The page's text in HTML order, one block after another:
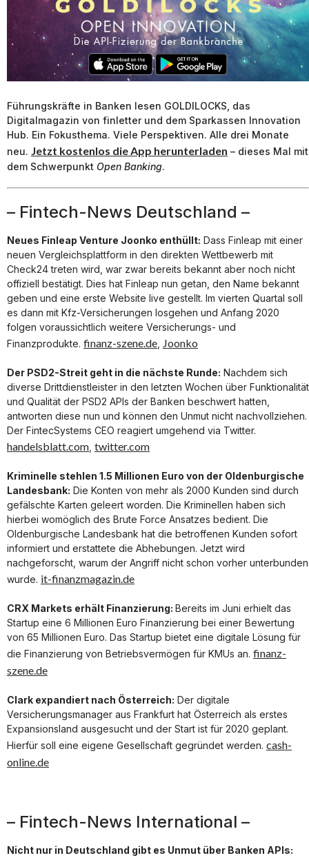
Führungskräfte in Banken lesen GOLDILOCKS, das
Digitalmagazin von finletter und dem Sparkassen Innovation
Hub. Ein Fokusthema. Viele Perspektiven. Alle drei Monate
neu. Jetzt kostenlos die App herunterladen – dieses Mal mit
dem Schwerpunkt Open Banking.
– Fintech-News Deutschland –
Neues Finleap Venture Joonko enthüllt: Dass Finleap mit einer
neuen Vergleichsplattform in den direkten Wettbewerb mit
Check24 treten wird, war zwar bereits bekannt aber noch nicht
offiziell bestätigt. Dies hat Finleap nun getan, den Name bekannt
geben und eine erste Website live gestellt. Im vierten Quartal soll
es dann mit Kfz-Versicherungen losgehen und Anfang 2020
folgen voraussichtlich weitere Versicherungs- und
Finanzprodukte. finanz-szene.de Joonko
Der PSD2-Streit geht in die nächste Runde: Nachdem sich
diverse Drittdienstleister in den letzten Wochen über Funktionalität
und Qualität der PSD2 APIs der Banken beschwert hatten,
antworten diese nun und können den Unmut nicht nachvollziehen.
Der FintecSystems CEO reagiert umgehend via Twitter.
handelsblatt.com twitter.com
Kriminelle stehlen 1.5 Millionen Euro von der Oldenburgische
Landesbank: Die Konten von mehr als 2000 Kunden sind durch
gefälschte Karten geleert worden. Die Kriminellen haben sich
hierbei womöglich des Brute Force Ansatzes bedient. Die
Oldenburgische Landesbank hat die betroffenen Kunden sofort
informiert und erstattete die Abhebungen. Jetzt wird
nachgeforscht, warum der Angriff nicht schon vorher unterbunden
wurde. it-finanzmagazin.de
CRX Markets erhält Finanzierung: Bereits im Juni erhielt das
Startup eine 6 Millionen Euro Finanzierung bei einer Bewertung
von 65 Millionen Euro. Das Startup bietet eine digitale Lösung für
die Finanzierung von Betriebsvermögen für KMUs an. finanz-
szene.de
Clark expandiert nach Österreich: Der digitale
Versicherungsmanager aus Frankfurt hat Österreich als erstes
Expansionsland ausgesucht und der Start ist für 2020 geplant.
Hierfür soll eine eigene Gesellschaft gegründet werden. cash-
online.de
– Fintech-News International –
Nicht nur in Deutschland gibt es Unmut über Banken APIs: